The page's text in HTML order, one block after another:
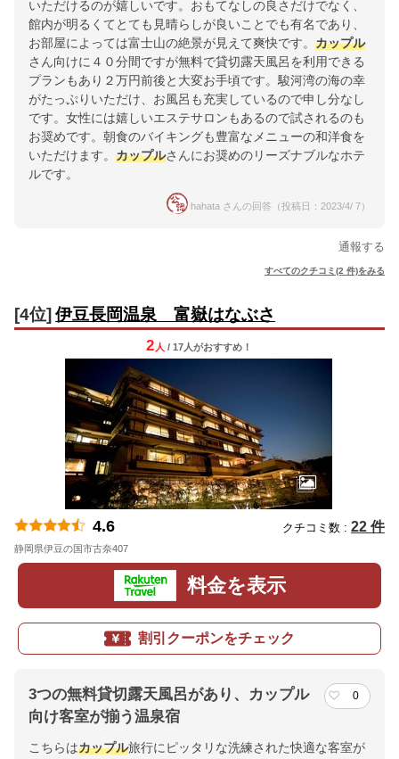
いただけるのが嬉しいです。おもてなしの良さだけでなく、
館内が明るくてとても見晴らしが良いことでも有名であり、
お部屋によっては富士山の絶景が見えて爽快です。 カップル
さん向けに４０分間ですが無料で貸切露天風呂を利用できる
プランもあり２万円前後と大変お手頃です。駿河湾の海の幸
がたっぷりいただけ、お風呂も充実しているので申し分なし
です。女性には嬉しいエステサロンもあるので試されるのも
お奨めです。朝食のバイキングも豊富なメニューの和洋食を
いただけます。 カップルさんにお奨めのリーズナブルなホテ
ルです。
hahata さんの回答（投稿日：2023/4/ 7）
通報する
すべてのクチコミ(2 件)をみる
[4位] 伊豆長岡温泉 富嶽はなぶさ
2 人 / 17人がおすすめ！
4.6 クチコミ数 : 22 件
静岡県伊豆の国市古奈407
料金を表示
割引クーポンをチェック
3つの無料貸切露天風呂があり、カップル
向け客室が揃う温泉宿
0
こちらはカップル旅行にピッタリな洗練された快適な客室が